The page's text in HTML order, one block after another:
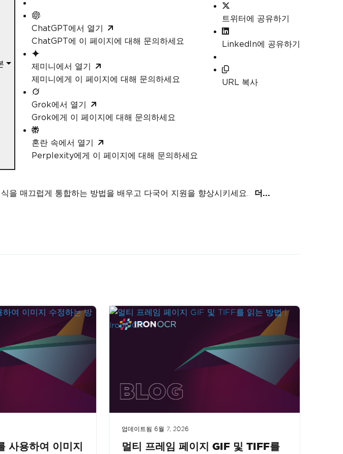
ChatGPT에서 열기
ChatGPT에 이 페이지에 대해 문의하세요
제미니에서 열기
제미니에게 이 페이지에 대해 문의하세요
Grok에서 열기
Grok에게 이 페이지에 대해 문의하세요
혼란 속에서 열기
Perplexity에게 이 페이지에 대해 문의하세요
트위터에 공유하기
LinkedIn에 공유하기
URL 복사
매끄럽게 통합하는 방법을 배우고 다국어 지원을 향상시키세요. 더...
사용하여 이미지
업데이트됨 6월 7, 2026
멀티 프레임 페이지 GIF 및 TIFF를